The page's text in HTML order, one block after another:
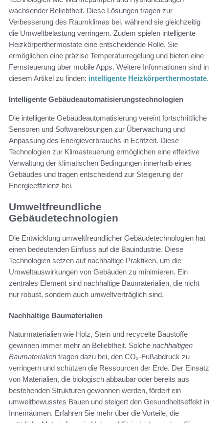
wachsender Beliebtheit. Diese Lösungen tragen zur
Verbesserung des Raumklimas bei, während sie gleichzeitig
die Umweltbelastung verringern. Zudem spielen intelligente
Heizkörperthermostate eine entscheidende Rolle. Sie
ermöglichen eine präzise Temperaturregelung und bieten eine
Fernsteuerung über mobile Apps. Weitere Informationen sind in
diesem Artikel zu finden: intelligente Heizkörperthermostate.
Intelligente Gebäudeautomatisierungstechnologien
Die intelligente Gebäudeautomatisierung vereint fortschrittliche
Sensoren und Softwarelösungen zur Überwachung und
Anpassung des Energieverbrauchs in Echtzeit. Diese
Technologien zur Klimasteuerung ermöglichen eine effektive
Verwaltung der klimatischen Bedingungen innerhalb eines
Gebäudes und tragen entscheidend zur Steigerung der
Energieeffizienz bei.
Umweltfreundliche
Gebäudetechnologien
Die Entwicklung umweltfreundlicher Gebäudetechnologien hat
einen bedeutenden Einfluss auf die Bauindustrie. Diese
Technologien setzen auf nachhaltige Praktiken, um die
Umweltauswirkungen von Gebäuden zu minimieren. Ein
zentrales Element sind nachhaltige Baumaterialien, die nicht
nur robust, sondern auch umweltverträglich sind.
Nachhaltige Baumaterialien
Naturmaterialien wie Holz, Stein und recycelte Baustoffe
gewinnen immer mehr an Beliebtheit. Solche nachhaltigen
Baumaterialien tragen dazu bei, den CO₂-Fußabdruck zu
verringern und schützen die Ressourcen der Erde. Der Einsatz
von Materialien, die biologisch abbaubar oder bereits aus
bestehenden Strukturen gewonnen werden, fördert ein
umweltbewusstes Bauen und steigert den Gesundheitseffekt in
Innenräumen. Erfahren Sie mehr über die Vorteile, die